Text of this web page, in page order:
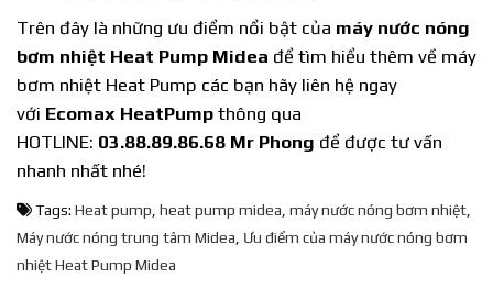
Trên đây là những ưu điểm nổi bật của máy nước nóng
bơm nhiệt Heat Pump Midea để tìm hiểu thêm về máy
bơm nhiệt Heat Pump các bạn hãy liên hệ ngay
với Ecomax HeatPump thông qua
HOTLINE: 03.88.89.86.68 Mr Phong để được tư vấn
nhanh nhất nhé!
Tags: Heat pump heat pump midea máy nước nóng bơm nhiệt
Máy nước nóng trung tâm Midea Ưu điểm của máy nước nóng bơm
nhiệt Heat Pump Midea